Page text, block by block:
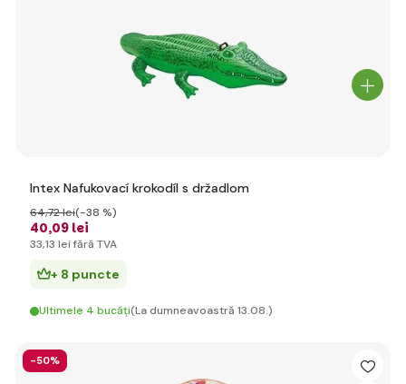
Intex Nafukovací krokodíl s držadlom
40,09 lei
64,72 lei(-38 %)
33,13 lei fără TVA
+ 8 puncte
Ultimele 4 bucăți(La dumneavoastră 13.08.)
-50%